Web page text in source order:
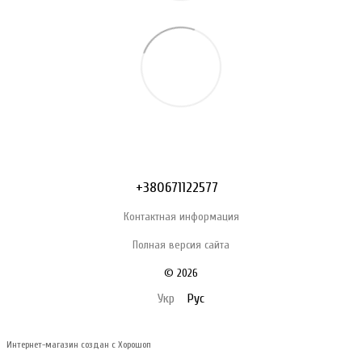
+380671122577
Контактная информация
Полная версия сайта
© 2026
Укр Рус
Интернет-магазин создан с Хорошоп